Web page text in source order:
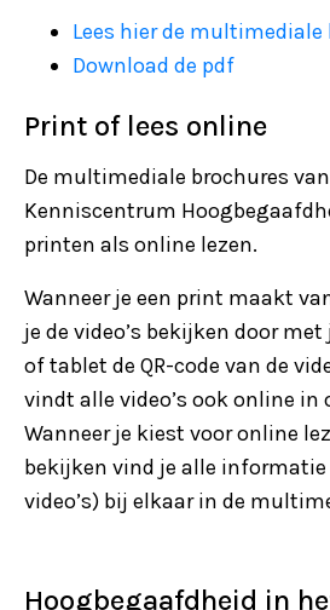
Lees hier de multimediale
Download de pdf
Print of lees online
De multimediale brochures
Kenniscentrum
printen als online lezen.
Wanneer je een print maakt
je de video’s bekijken door
of tablet de QR-code van de
vindt alle video’s ook online in
Wanneer je kiest voor online
bekijken vind je alle
video’s) bij elkaar in de
Hoogbegaafdheid in